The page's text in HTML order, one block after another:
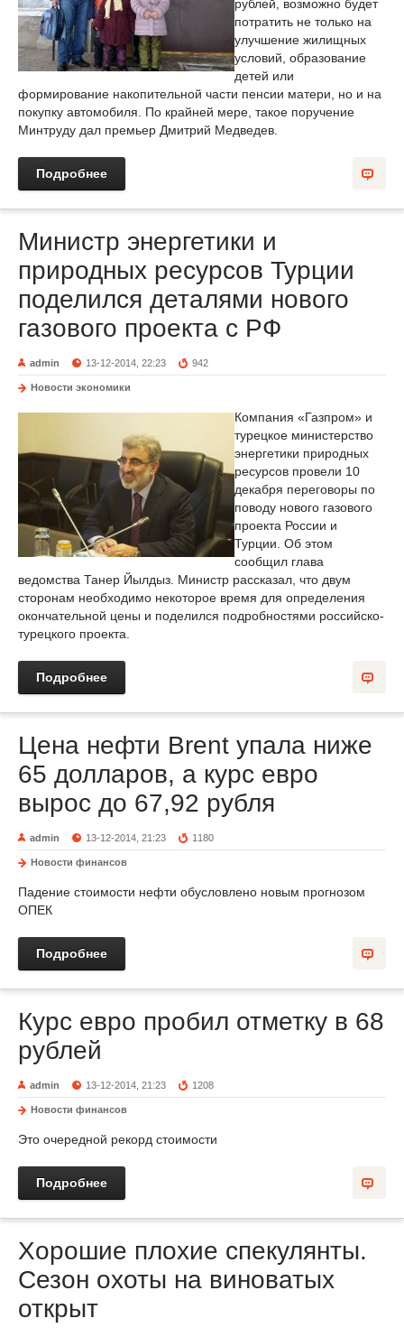
рублей, возможно будет
потратить не только на
улучшение жилищных
условий, образование
детей или
формирование накопительной части пенсии матери, но и на
покупку автомобиля. По крайней мере, такое поручение
Минтруду дал премьер Дмитрий Медведев.
Подробнее
Министр энергетики и
природных ресурсов Турции
поделился деталями нового
газового проекта с РФ
admin 13-12-2014, 22:23 942
Новости экономики
Компания «Газпром» и
турецкое министерство
энергетики природных
ресурсов провели 10
декабря переговоры по
поводу нового газового
проекта России и
Турции. Об этом
сообщил глава
ведомства Танер Йылдыз. Министр рассказал, что двум
сторонам необходимо некоторое время для определения
окончательной цены и поделился подробностями российско-
турецкого проекта.
Подробнее
Цена нефти Brent упала ниже
65 долларов, а курс евро
вырос до 67,92 рубля
admin 13-12-2014, 21:23 1180
Новости финансов
Падение стоимости нефти обусловлено новым прогнозом
ОПЕК
Подробнее
Курс евро пробил отметку в 68
рублей
admin 13-12-2014, 21:23 1208
Новости финансов
Это очередной рекорд стоимости
Подробнее
Хорошие плохие спекулянты.
Сезон охоты на виноватых
открыт